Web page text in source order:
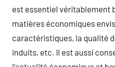
est essentiel véritablement
matières économiques
caractéristiques, la qualité
induits, etc. Il est aussi